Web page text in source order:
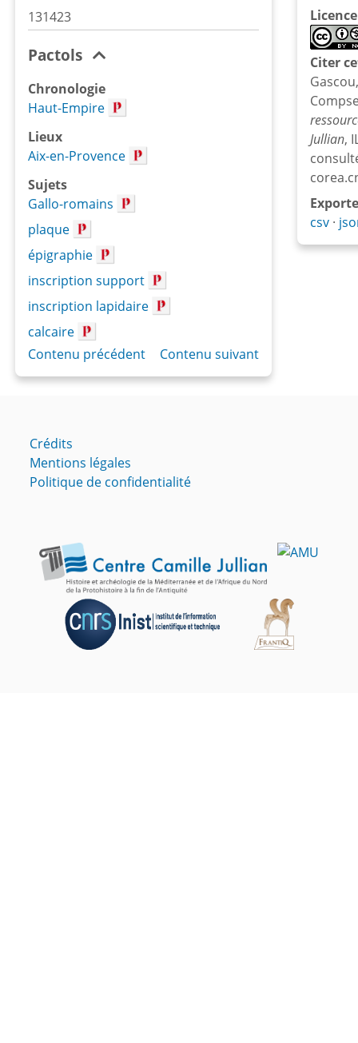
131423
Pactols
Chronologie
Haut-Empire
Lieux
Aix-en-Provence
Sujets
Gallo-romains
plaque
épigraphie
inscription support
inscription lapidaire
calcaire
Contenu précédent
Contenu suivant
Licence
Citer
Jullian,
csv
Crédits
Mentions légales
Politique de confidentialité